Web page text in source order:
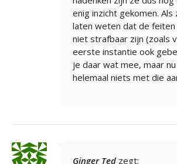
enig inzicht gekomen. Als
laten weten dat de feiten
niet strafbaar zijn (zoals
eerste instantie ook
je daar wat mee, maar
helemaal niets met die
Ginger Ted zegt: